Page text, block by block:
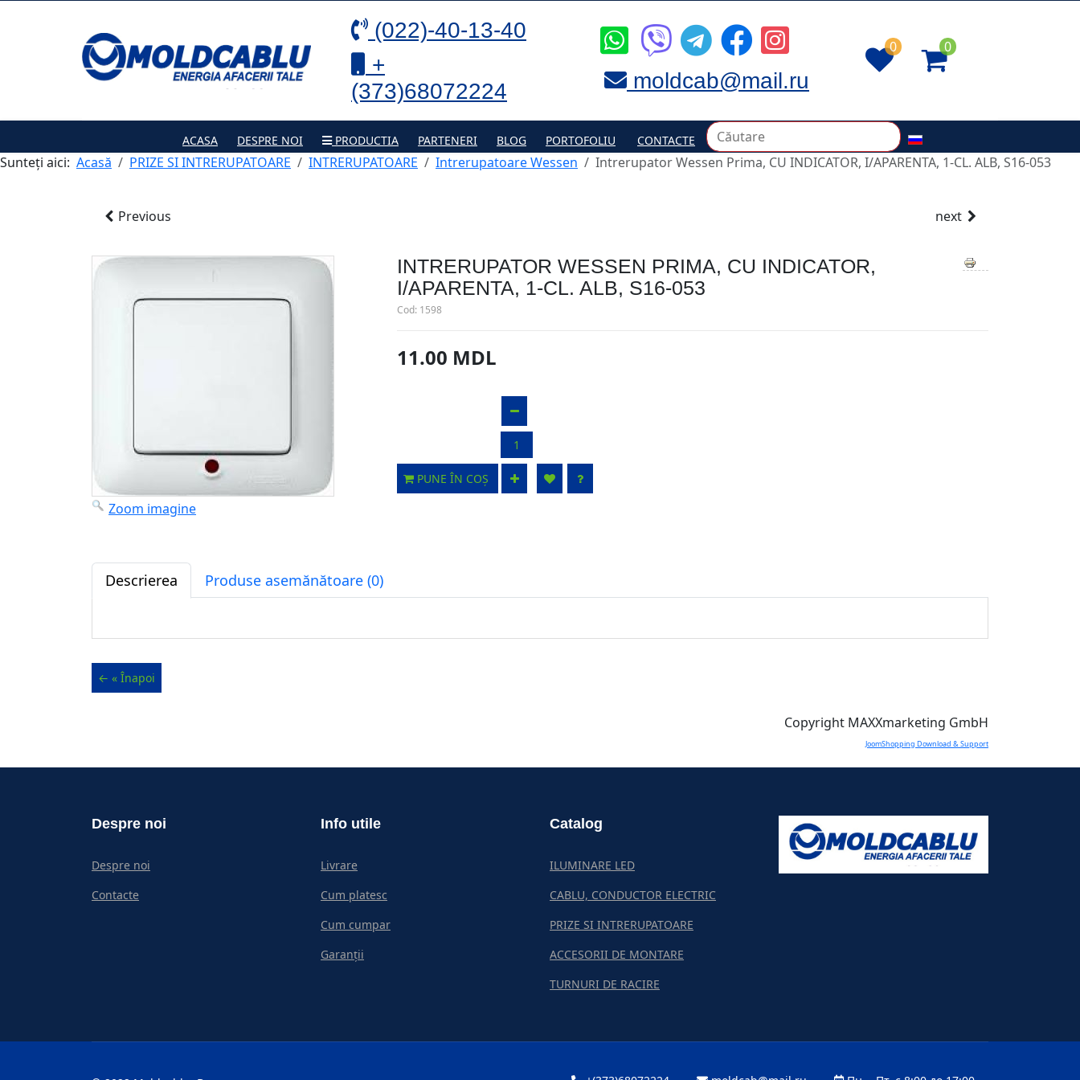
(022)-40-13-40
+
(373)68072224
moldcab@mail.ru
0 0
ACASA DESPRE NOI PRODUCTIA PARTENERI BLOG PORTOFOLIU CONTACTE
Sunteți aici: Acasă PRIZE SI INTRERUPATOARE INTRERUPATOARE Intrerupatoare Wessen Intrerupator Wessen Prima, CU INDICATOR, I/APARENTA, 1-CL. ALB, S16-053
Previous next
Zoom imagine
INTRERUPATOR WESSEN PRIMA, CU INDICATOR,
I/APARENTA, 1-CL. ALB, S16-053
Cod: 1598
11.00 MDL
PUNE ÎN COȘ
Descrierea Produse asemănătoare (0)
Copyright MAXXmarketing GmbH
JoomShopping Download & Support
Despre noi
Despre noi
Contacte
Info utile
Livrare
Cum platesc
Cum cumpar
Garanții
Catalog
ILUMINARE LED
CABLU, CONDUCTOR ELECTRIC
PRIZE SI INTRERUPATOARE
ACCESORII DE MONTARE
TURNURI DE RACIRE